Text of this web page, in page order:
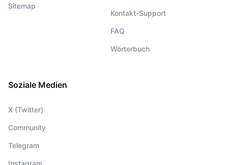
Sitemap
Kontakt-Support
FAQ
Wörterbuch
Soziale Medien
X (Twitter)
Community
Telegram
Instagram